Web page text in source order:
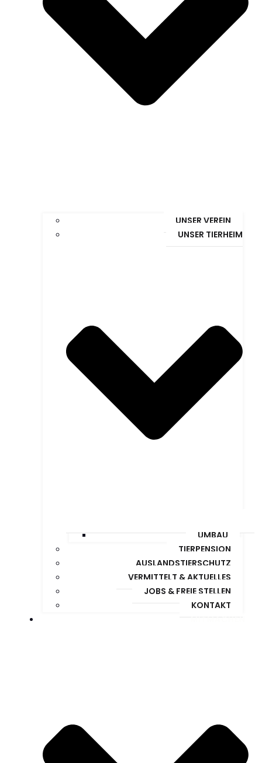
UNSER VEREIN
UNSER TIERHEIM
UMBAU
TIERPENSION
AUSLANDSTIERSCHUTZ
VERMITTELT & AKTUELLES
JOBS & FREIE STELLEN
KONTAKT
MITMACHEN